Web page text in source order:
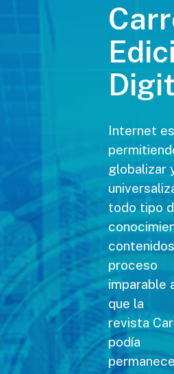
Internet
globalizar
todo tipo
proceso
imparable
que la
revista
podía